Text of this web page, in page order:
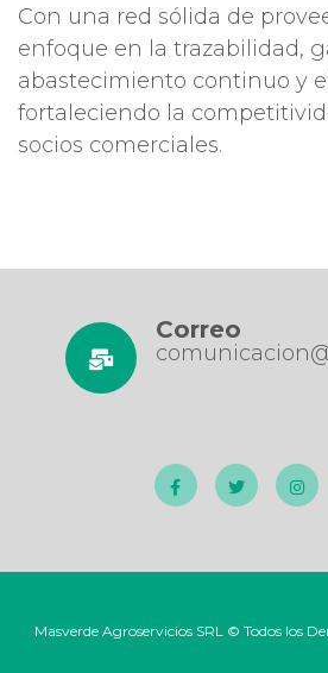
Con una red sólida de
enfoque en la trazabilidad,
abastecimiento continuo y
fortaleciendo la
socios comerciales​.
Correo
Masverde Agroservicios SRL © Todos los